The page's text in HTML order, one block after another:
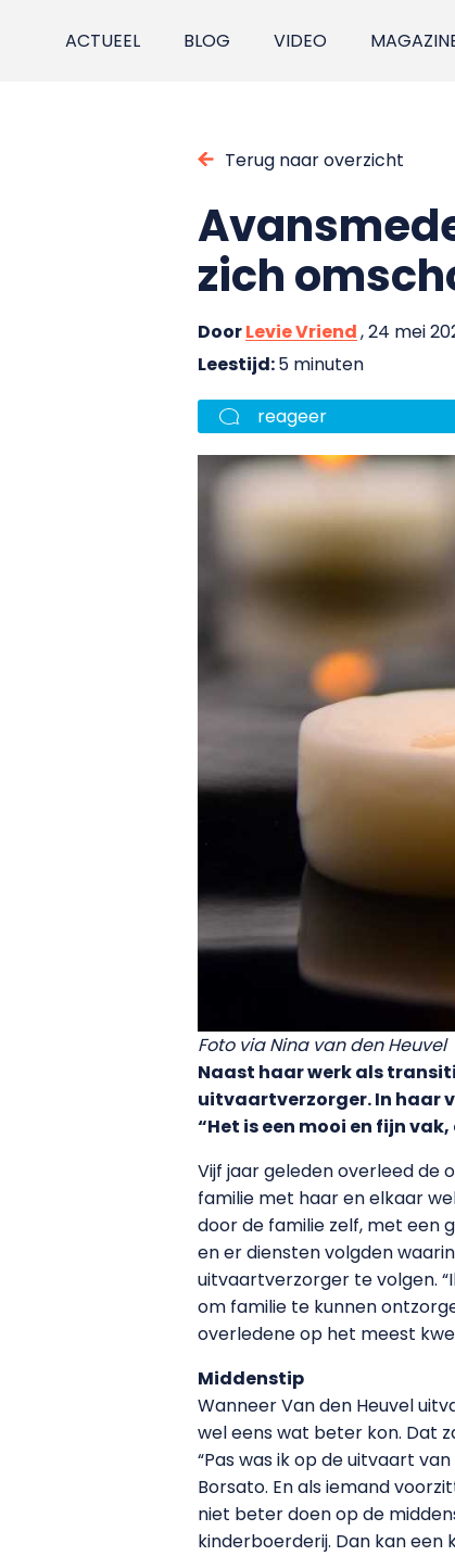
ACTUEEL BLOG VIDEO
Terug naar overzicht
zich
DoorLevie Vriend, 24 mei
Leestijd:5 minuten
reageer
Foto via Nina van den Heuvel
Naast haar werk als
uitvaartverzorger. In haar
“Het is een mooi en fijn
Vijf jaar geleden overleed de
familie met haar en elkaar
door de familie zelf, met een
en er diensten volgden
uitvaartverzorger te volgen.
om familie te kunnen
overledene op het meest
Middenstip
Wanneer Van den Heuvel
wel eens wat beter kon. Dat
“Pas was ik op de uitvaart
Borsato. En als iemand
niet beter doen op de
kinderboerderij. Dan kan een